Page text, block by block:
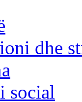
dhe
social